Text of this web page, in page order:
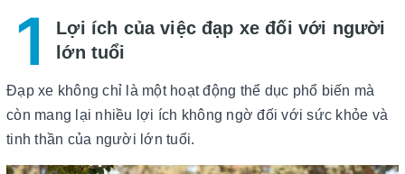
1
Lợi ích của việc đạp xe đối với người
lớn tuổi
Đạp xe không chỉ là một hoạt động thể dục phổ biến mà
còn mang lại nhiều lợi ích không ngờ đối với sức khỏe và
tinh thần của người lớn tuổi.